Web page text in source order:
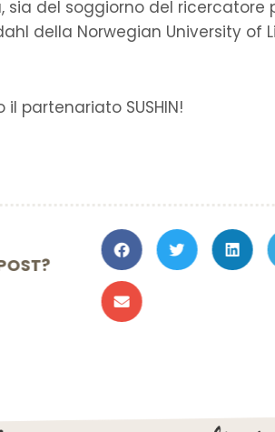
del soggiorno del ricercatore
della Norwegian University of
partenariato SUSHIN!
IL POST?